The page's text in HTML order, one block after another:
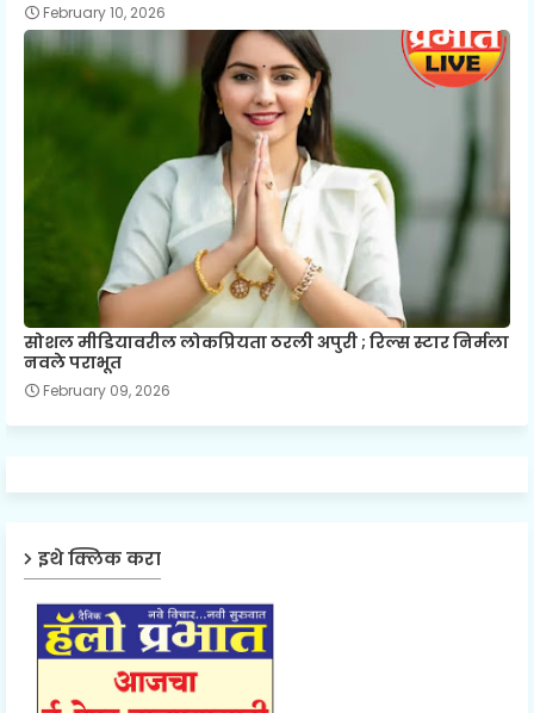
February 10, 2026
सोशल मीडियावरील लोकप्रियता ठरली अपुरी ; रिल्स स्टार निर्मला
नवले पराभूत
February 09, 2026
इथे क्लिक करा